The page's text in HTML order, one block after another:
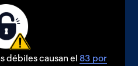
débiles causan el 83 por